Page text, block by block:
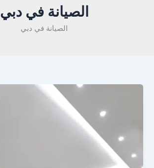
الصيانة في دبي
الصيانة في دبي